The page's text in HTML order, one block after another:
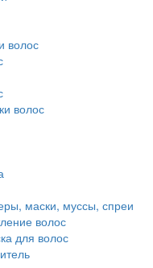
волос
волос
маски, муссы, спреи
волос
для волос